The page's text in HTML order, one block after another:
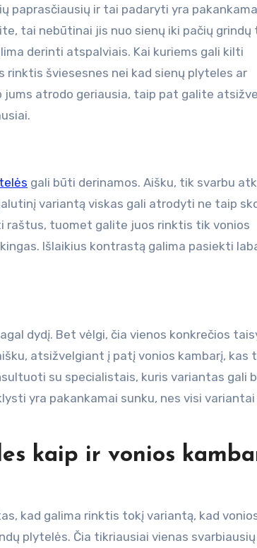
paprasčiausių ir tai padaryti yra
tai nebūtinai jis nuo sienų iki pačių
derinti atspalviais. Kai kuriems gali kilti
šviesesnes nei kad sienų plyteles ar
atrodo geriausia, taip pat galite
gali būti derinamos. Aišku, tik svarbu
variantą viskas gali atrodyti ne taip
raštus, tuomet galite juos rinktis tik vonios
Išlaikius kontrastą galima pasiekti
dydį. Bet vėlgi, čia vienos konkrečios
atsižvelgiant į patį vonios kambarį, kas
su specialistais, kuris variantas gali
yra pakankamai sunku, nes visi variantai
kaip ir vonios
kad galima rinktis tokį variantą, kad
plytelės. Čia tikriausiai vienas svarbiausių